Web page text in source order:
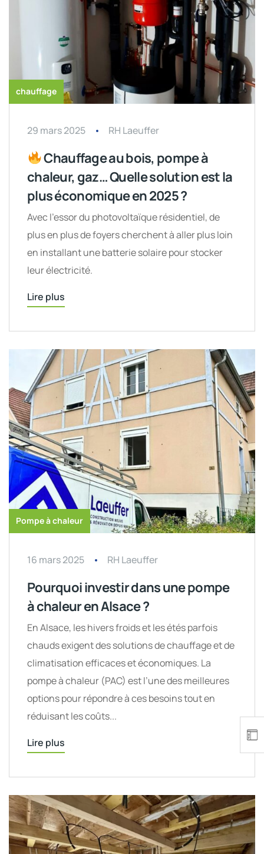
chauffage
29 mars 2025 RH Laeuffer
Chauffage au bois, pompe à
chaleur, gaz… Quelle solution est la
plus économique en 2025 ?
Avec l’essor du photovoltaïque résidentiel, de
plus en plus de foyers cherchent à aller plus loin
en installant une batterie solaire pour stocker
leur électricité.
Lire plus
Pompe à chaleur
16 mars 2025 RH Laeuffer
Pourquoi investir dans une pompe
à chaleur en Alsace ?
En Alsace, les hivers froids et les étés parfois
chauds exigent des solutions de chauffage et de
climatisation efficaces et économiques. La
pompe à chaleur (PAC) est l’une des meilleures
options pour répondre à ces besoins tout en
réduisant les coûts...
Lire plus